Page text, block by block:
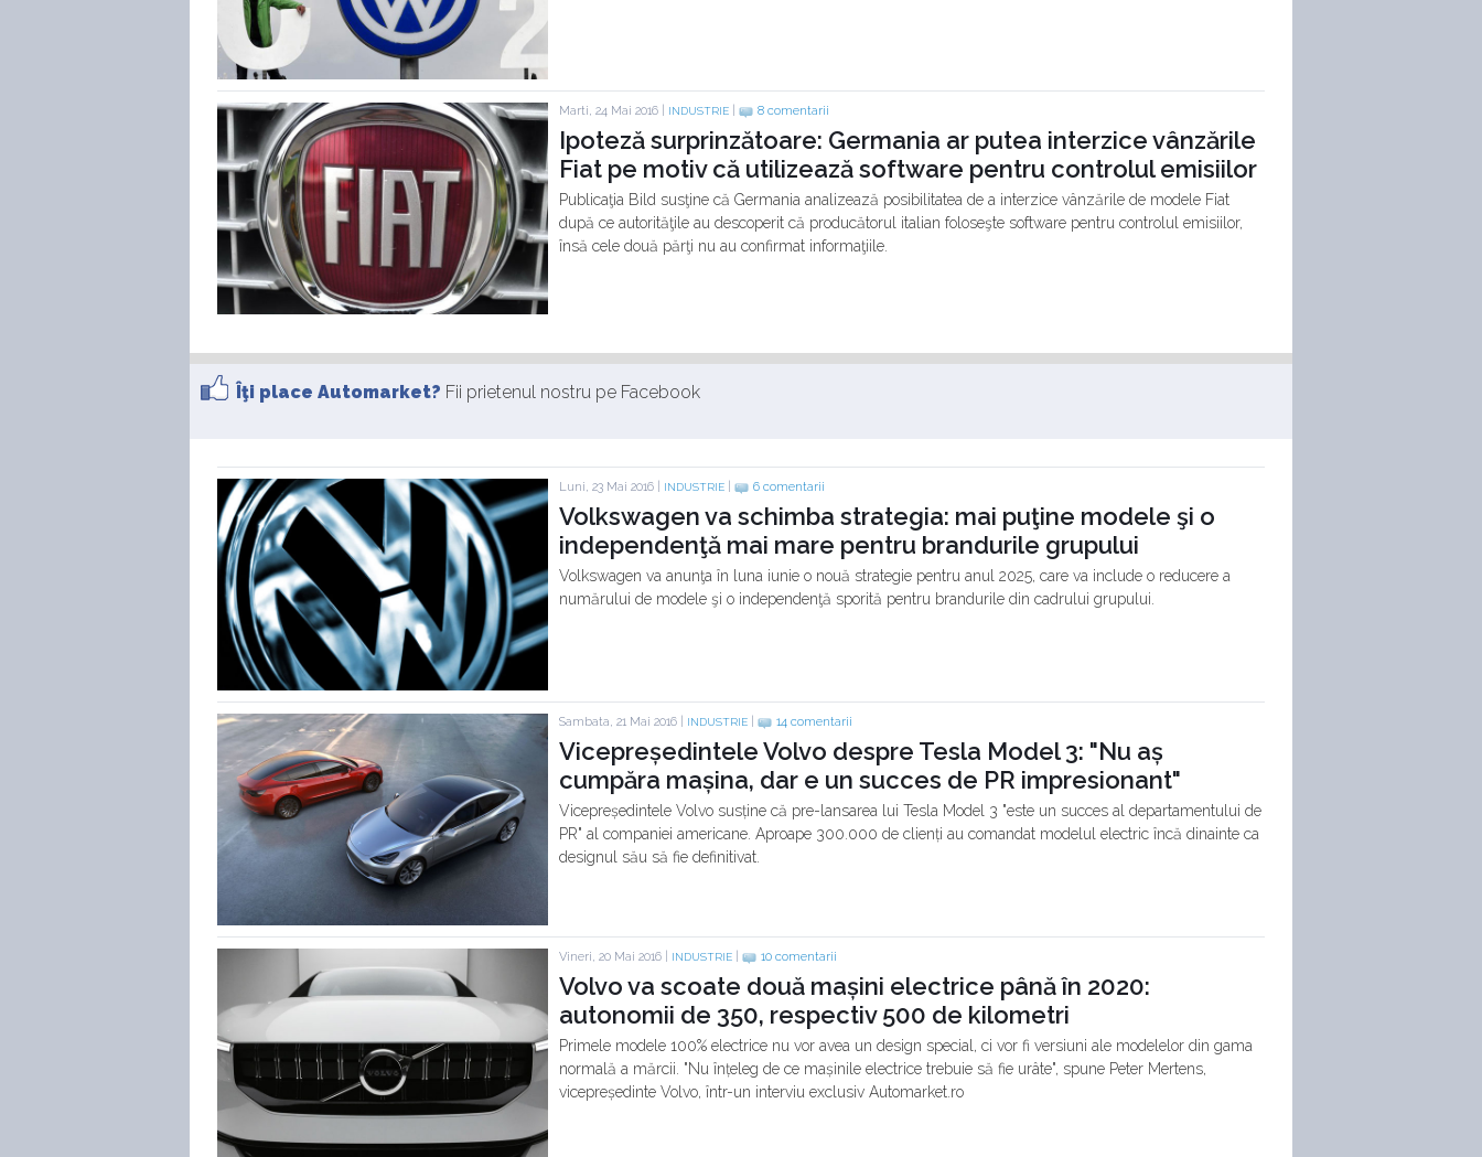
Marti, 24 Mai 2016 | INDUSTRIE 8 comentarii
Ipoteză surprinzătoare: Germania ar putea interzice vânzările
Fiat pe motiv că utilizează software pentru controlul emisiilor
Publicaţia Bild susţine că Germania analizează posibilitatea de a interzice vânzările de modele Fiat
după ce autorităţile au descoperit că producătorul italian foloseşte software pentru controlul emisiilor,
însă cele două părţi nu au confirmat informaţiile.
Îţi place Automarket? Fii prietenul nostru pe Facebook
Luni, 23 Mai 2016 | INDUSTRIE 6 comentarii
Volkswagen va schimba strategia: mai puţine modele şi o
independenţă mai mare pentru brandurile grupului
Volkswagen va anunţa în luna iunie o nouă strategie pentru anul 2025, care va include o reducere a
numărului de modele şi o independenţă sporită pentru brandurile din cadrului grupului.
Sambata, 21 Mai 2016 | INDUSTRIE 14 comentarii
Vicepreședintele Volvo despre Tesla Model 3: "Nu aș
cumpăra mașina, dar e un succes de PR impresionant"
Vicepreședintele Volvo susține că pre-lansarea lui Tesla Model 3 "este un succes al departamentului de
PR" al companiei americane. Aproape 300.000 de clienți au comandat modelul electric încă dinainte ca
designul său să fie definitivat.
Vineri, 20 Mai 2016 | INDUSTRIE 10 comentarii
Volvo va scoate două mașini electrice până în 2020:
autonomii de 350, respectiv 500 de kilometri
Primele modele 100% electrice nu vor avea un design special, ci vor fi versiuni ale modelelor din gama
normală a mărcii. "Nu înțeleg de ce mașinile electrice trebuie să fie urâte", spune Peter Mertens,
vicepreședinte Volvo, într-un interviu exclusiv Automarket.ro